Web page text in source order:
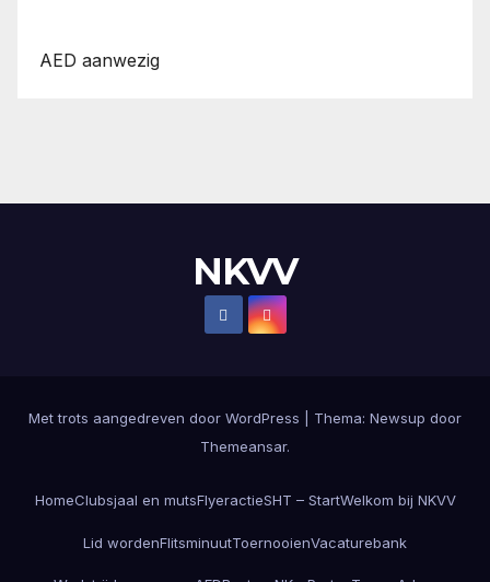
AED aanwezig
NKVV
Met trots aangedreven door WordPress Thema: Newsup door
Themeansar.
HomeClubsjaal en mutsFlyeractieSHT – StartWelkom bij NKVV
Lid wordenFlitsminuutToernooienVacaturebank